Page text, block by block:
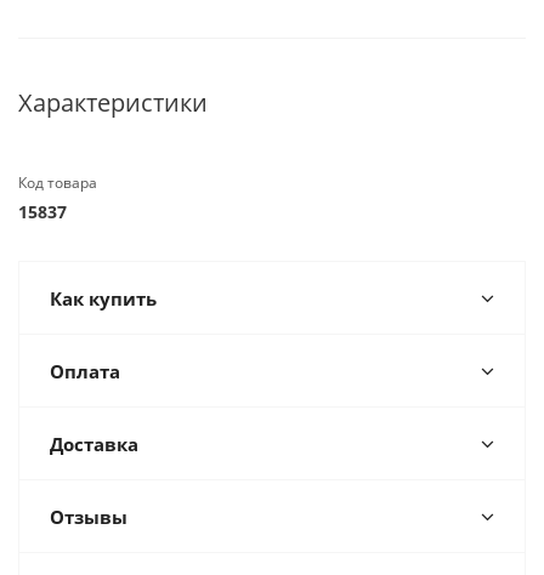
Характеристики
Код товара
15837
Как купить
Оплата
Доставка
Отзывы